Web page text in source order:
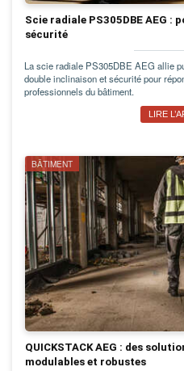
Scie radiale PS305DBE AEG :
sécurité
La scie radiale PS305DBE AEG allie
double inclinaison et sécurité pour
professionnels du bâtiment.
LIRE
BÂTIMENT
QUICKSTACK AEG : des
modulables et robustes